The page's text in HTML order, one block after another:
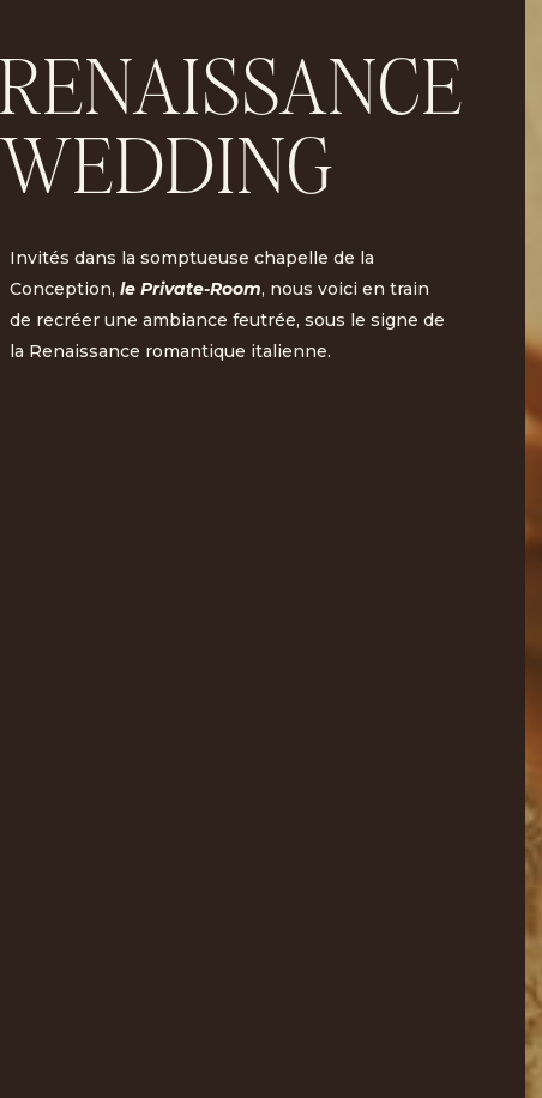
Invités dans la somptueuse chapelle de la
Conception, le Private-Room, nous voici en train
de recréer une ambiance feutrée, sous le signe de
la Renaissance romantique italienne.
RENAISSANCE
WEDDING